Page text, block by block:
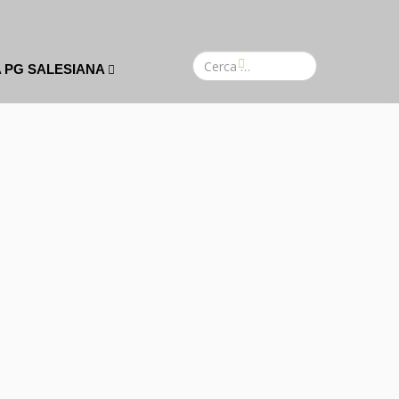
PG SALESIANA